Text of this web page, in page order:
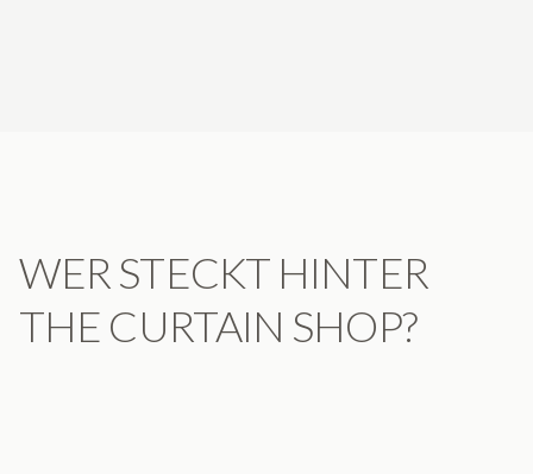
WER STECKT HINTER
THE CURTAIN SHOP?